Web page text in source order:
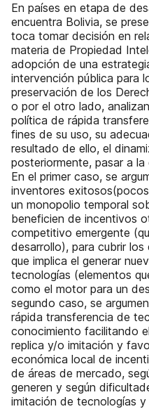
En países en etapa de
encuentra Bolivia, se
toca tomar decisión en
materia de Propiedad
adopción de una
intervención pública para
preservación de los
o por el otro lado,
política de rápida
fines de su uso, su
resultado de ello, el
posteriormente, pasar a
En el primer caso, se
inventores
un monopolio temporal
beneficien de incentivos
competitivo emergente
desarrollo), para cubrir
que implica el generar
tecnologías (elementos
como el motor para un
segundo caso, se
rápida transferencia de
conocimiento facilitando
replica y/o imitación y
económica local de
de áreas de mercado,
generen y según
imitación de tecnologías y